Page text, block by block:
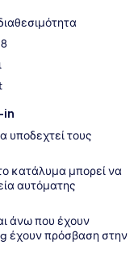
in
υποδεχτεί τους
κατάλυμα μπορεί να
αυτόματης
άνω που έχουν
έχουν πρόσβαση στην